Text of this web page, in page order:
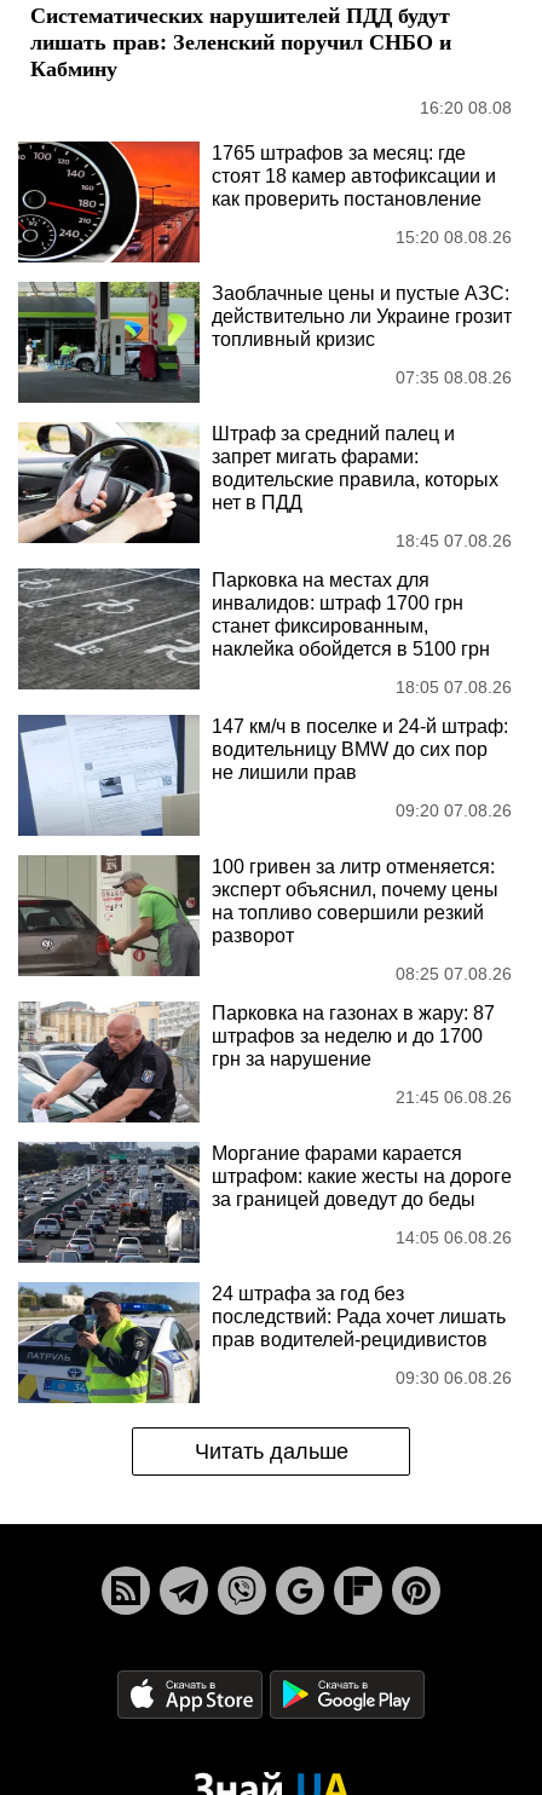
Систематических нарушителей ПДД будут
лишать прав: Зеленский поручил СНБО и
Кабмину
16:20 08.08
1765 штрафов за месяц: где
стоят 18 камер автофиксации и
как проверить постановление
15:20 08.08.26
Заоблачные цены и пустые АЗС:
действительно ли Украине грозит
топливный кризис
07:35 08.08.26
Штраф за средний палец и
запрет мигать фарами:
водительские правила, которых
нет в ПДД
18:45 07.08.26
Парковка на местах для
инвалидов: штраф 1700 грн
станет фиксированным,
наклейка обойдется в 5100 грн
18:05 07.08.26
147 км/ч в поселке и 24-й штраф:
водительницу BMW до сих пор
не лишили прав
09:20 07.08.26
100 гривен за литр отменяется:
эксперт объяснил, почему цены
на топливо совершили резкий
разворот
08:25 07.08.26
Парковка на газонах в жару: 87
штрафов за неделю и до 1700
грн за нарушение
21:45 06.08.26
Моргание фарами карается
штрафом: какие жесты на дороге
за границей доведут до беды
14:05 06.08.26
24 штрафа за год без
последствий: Рада хочет лишать
прав водителей-рецидивистов
09:30 06.08.26
Читать дальше